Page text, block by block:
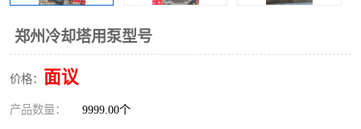
郑州冷却塔用泵型号
价格： 面议
产品数量： 9999.00个